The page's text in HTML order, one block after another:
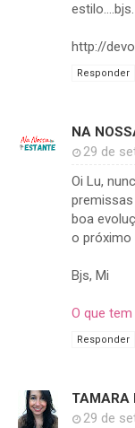
estilo....bjs.
http://
Responder
NA
29 de
Oi Lu,
boa
o próximo
Bjs, Mi
O que
Responder
TAMARA
29 de